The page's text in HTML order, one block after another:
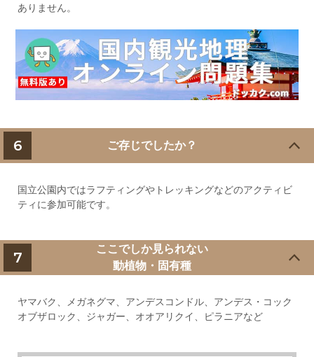
ありません。
6 ご存じでしたか？
国立公園内ではラフティングやトレッキングなどのアクティビ
ティに参加可能です。
7
ここでしか見られない
動植物・固有種
ヤマバク、メガネグマ、アンデスコンドル、アンデス・コック
オブザロック、ジャガー、オオアリクイ、ピラニアなど